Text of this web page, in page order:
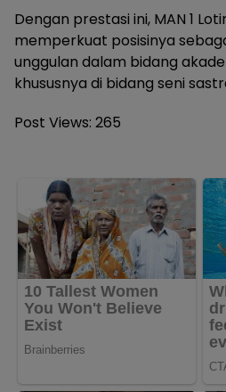
Dengan prestasi ini, MAN 1
memperkuat posisinya
unggulan dalam bidang
khususnya di bidang seni
Post Views: 265